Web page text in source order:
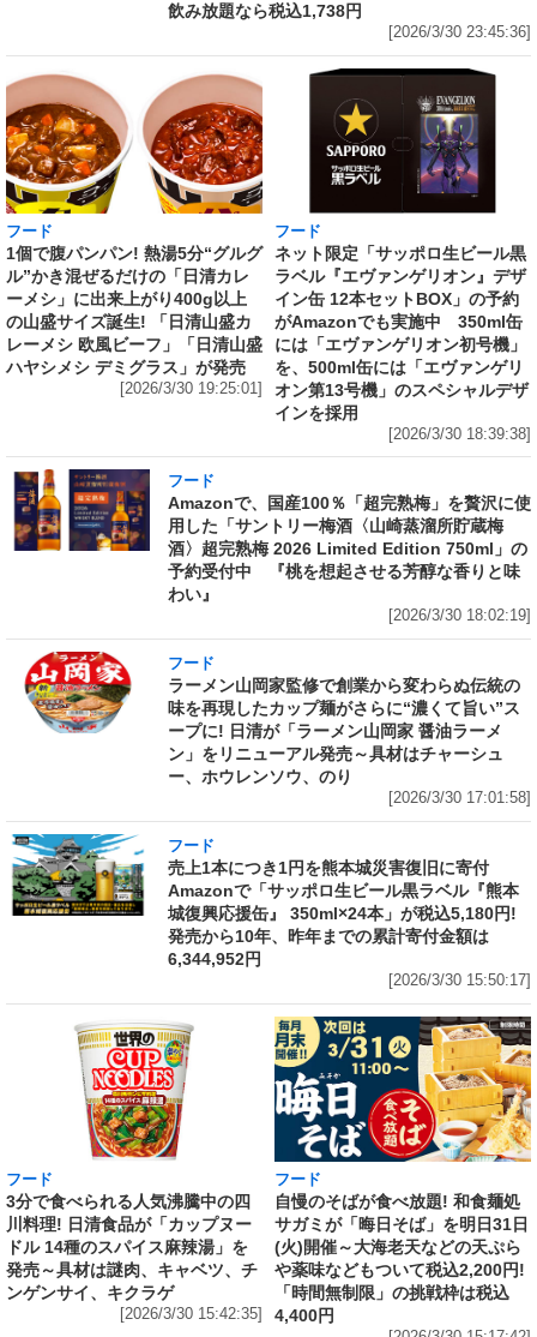
飲み放題なら税込1,738円
[2026/3/30 23:45:36]
フード
1個で腹パンパン! 熱湯5分“グルグ
ル”かき混ぜるだけの「日清カレ
ーメシ」に出来上がり400g以上
の山盛サイズ誕生! 「日清山盛カ
レーメシ 欧風ビーフ」「日清山盛
ハヤシメシ デミグラス」が発売
[2026/3/30 19:25:01]
フード
ネット限定「サッポロ生ビール黒
ラベル『エヴァンゲリオン』デザ
イン缶 12本セットBOX」の予約
がAmazonでも実施中 350ml缶
には「エヴァンゲリオン初号機」
を、500ml缶には「エヴァンゲリ
オン第13号機」のスペシャルデザ
インを採用
[2026/3/30 18:39:38]
フード
Amazonで、国産100％「超完熟梅」を贅沢に使
用した「サントリー梅酒〈山崎蒸溜所貯蔵梅
酒〉超完熟梅 2026 Limited Edition 750ml」の
予約受付中 『桃を想起させる芳醇な香りと味
わい』
[2026/3/30 18:02:19]
フード
ラーメン山岡家監修で創業から変わらぬ伝統の
味を再現したカップ麺がさらに“濃くて旨い”ス
ープに! 日清が「ラーメン山岡家 醤油ラーメ
ン」をリニューアル発売～具材はチャーシュ
ー、ホウレンソウ、のり
[2026/3/30 17:01:58]
フード
売上1本につき1円を熊本城災害復旧に寄付
Amazonで「サッポロ生ビール黒ラベル『熊本
城復興応援缶』 350ml×24本」が税込5,180円!
発売から10年、昨年までの累計寄付金額は
6,344,952円
[2026/3/30 15:50:17]
フード
3分で食べられる人気沸騰中の四
川料理! 日清食品が「カップヌー
ドル 14種のスパイス麻辣湯」を
発売～具材は謎肉、キャベツ、チ
ンゲンサイ、キクラゲ
[2026/3/30 15:42:35]
フード
自慢のそばが食べ放題! 和食麺処
サガミが「晦日そば」を明日31日
(火)開催～大海老天などの天ぷら
や薬味などもついて税込2,200円!
「時間無制限」の挑戦枠は税込
4,400円